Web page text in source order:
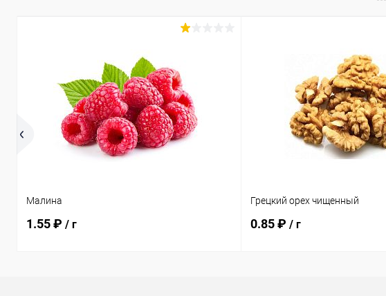
Малина
1.55 ₽ / г
Грецкий орех чищенный
0.85 ₽ / г